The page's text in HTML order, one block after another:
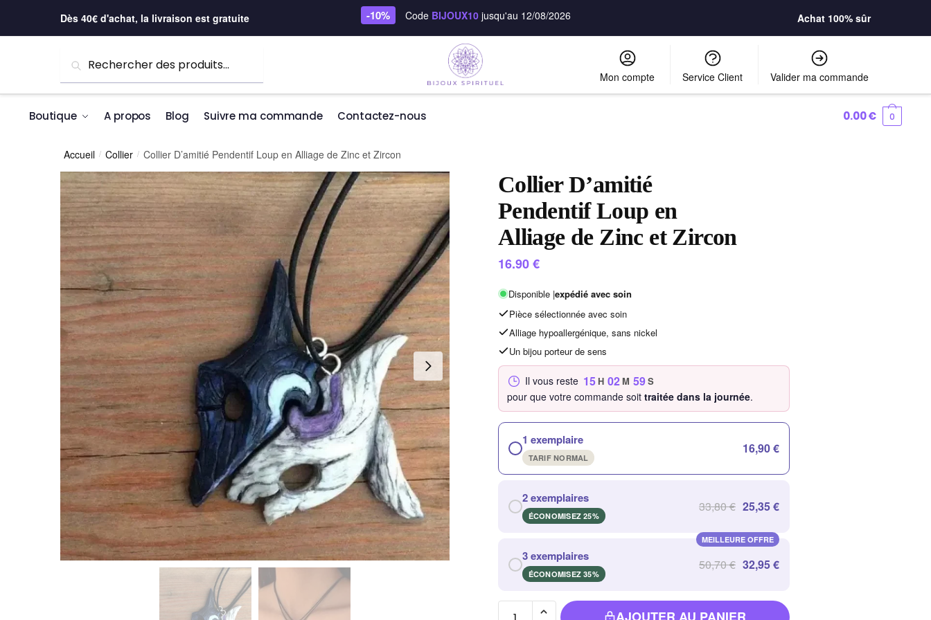
Dès 40€ d'achat, la livraison est gratuite -10% Code BIJOUX10jusqu'au 12/08/2026 Achat 100% sûr
Recherche
Mon compte Service Client Valider ma commande
Boutique A propos Blog Suivre ma commande Contactez-nous 0.00€ 0
Accueil / Collier / Collier D’amitié Pendentif Loup en Alliage de Zinc et Zircon
Collier D’amitié
Pendentif Loup en
Alliage de Zinc et Zircon
16.90€
Disponible |expédié avec soin
Pièce sélectionnée avec soin
Alliage hypoallergénique, sans nickel
Un bijou porteur de sens
Il vous reste 15 H 02M 58S
pour que votre commande soit traitée dans la journée.
1 exemplaire
TARIF NORMAL
16,90 €
2 exemplaires
ÉCONOMISEZ 25%
33,80 € 25,35 €
MEILLEURE OFFRE
3 exemplaires
ÉCONOMISEZ 35%
50,70 € 32,95 €